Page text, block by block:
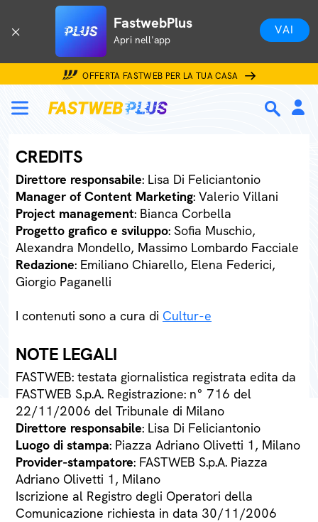
FastwebPlus
Apri nell'app
VAI
OFFERTA FASTWEB PER LA TUA CASA
CREDITS
Direttore responsabile: Lisa Di Feliciantonio
Manager of Content Marketing: Valerio Villani
Project management: Bianca Corbella
Progetto grafico e sviluppo: Sofia Muschio,
Alexandra Mondello, Massimo Lombardo Facciale
Redazione: Emiliano Chiarello, Elena Federici,
Giorgio Paganelli
I contenuti sono a cura di Cultur-e
NOTE LEGALI
FASTWEB: testata giornalistica registrata edita da
FASTWEB S.p.A. Registrazione: n° 716 del
22/11/2006 del Tribunale di Milano
Direttore responsabile: Lisa Di Feliciantonio
Luogo di stampa: Piazza Adriano Olivetti 1, Milano
Provider-stampatore: FASTWEB S.p.A. Piazza
Adriano Olivetti 1, Milano
Iscrizione al Registro degli Operatori della
Comunicazione richiesta in data 30/11/2006